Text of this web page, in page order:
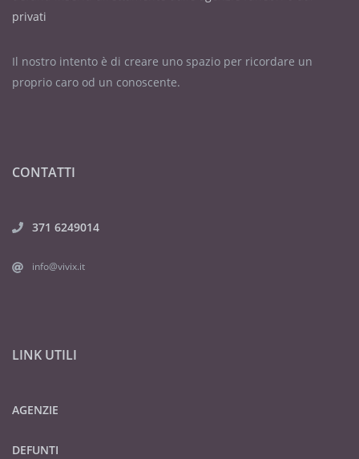
privati
Il nostro intento è di creare uno spazio per ricordare un
proprio caro od un conoscente.
CONTATTI
371 6249014
info@vivix.it
LINK UTILI
AGENZIE
DEFUNTI